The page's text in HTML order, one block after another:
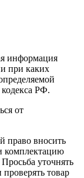
информация
при каких
РФ.
от
право вносить
комплектацию
уточнять
товар